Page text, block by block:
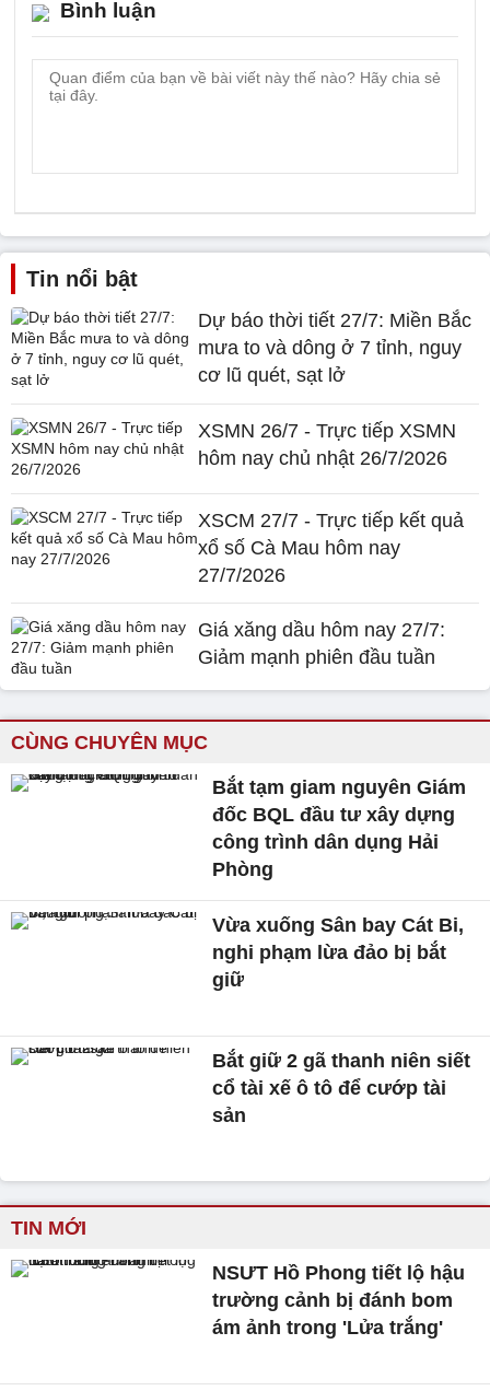
Bình luận
Tin nổi bật
Dự báo thời tiết 27/7: Miền Bắc
mưa to và dông ở 7 tỉnh, nguy
cơ lũ quét, sạt lở
XSMN 26/7 - Trực tiếp XSMN
hôm nay chủ nhật 26/7/2026
XSCM 27/7 - Trực tiếp kết quả
xổ số Cà Mau hôm nay
27/7/2026
Giá xăng dầu hôm nay 27/7:
Giảm mạnh phiên đầu tuần
CÙNG CHUYÊN MỤC
Bắt tạm giam nguyên Giám
đốc BQL đầu tư xây dựng
công trình dân dụng Hải
Phòng
Vừa xuống Sân bay Cát Bi,
nghi phạm lừa đảo bị bắt
giữ
Bắt giữ 2 gã thanh niên siết
cổ tài xế ô tô để cướp tài
sản
TIN MỚI
NSƯT Hồ Phong tiết lộ hậu
trường cảnh bị đánh bom
ám ảnh trong 'Lửa trắng'